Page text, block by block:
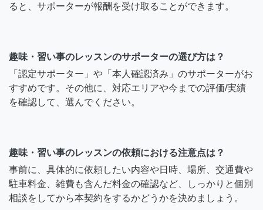
ると、サポーターが報酬を受け取ることができます。
趣味・習い事のレッスンのサポーターの選び方は？
「認定サポーター」や「本人確認済み」のサポーターがお
すすめです。その他に、対応エリアや今までの評価/実績
を確認して、選んでください。
趣味・習い事のレッスンの依頼における注意点は？
事前に、具体的に依頼したい内容や日時、場所、交通費や
駐車料金、雑費も含んだ料金の確認など、しっかりと個別
相談をしてから本契約をするかどうかを決めましょう。